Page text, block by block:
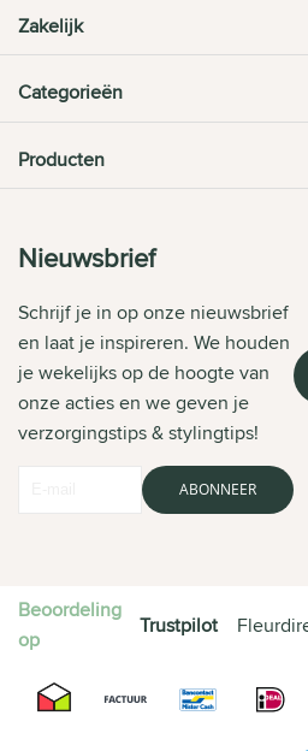
Zakelijk
Categorieën
Producten
Nieuwsbrief
Schrijf je in op onze nieuwsbrief
en laat je inspireren. We houden
je wekelijks op de hoogte van
onze acties en we geven je
verzorgingstips & stylingtips!
ABONNEER
Beoordeling
op
Trustpilot